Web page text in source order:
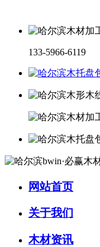
133-5966-6119
网站首页
关于我们
木材资讯